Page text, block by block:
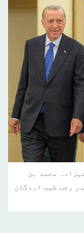
محمد بن
رجب طیب اردگان